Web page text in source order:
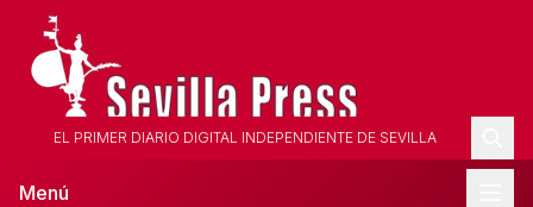
EL PRIMER DIARIO DIGITAL INDEPENDIENTE DE SEVILLA
Menú